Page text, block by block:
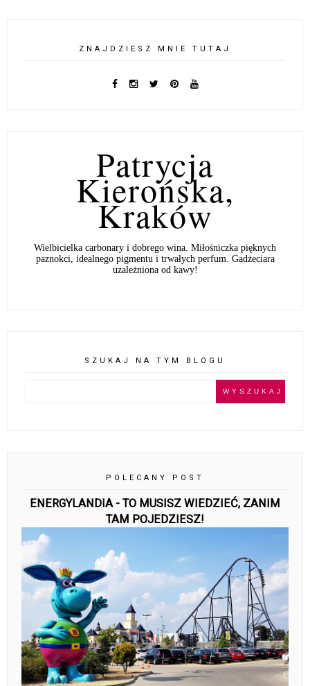
ZNAJDZIESZ MNIE TUTAJ
Patrycja
Kierońska,
Kraków
Wielbicielka carbonary i dobrego wina. Miłośniczka pięknych
paznokci, idealnego pigmentu i trwałych perfum. Gadżeciara
uzależniona od kawy!
SZUKAJ NA TYM BLOGU
POLECANY POST
ENERGYLANDIA - TO MUSISZ WIEDZIEĆ, ZANIM
TAM POJEDZIESZ!